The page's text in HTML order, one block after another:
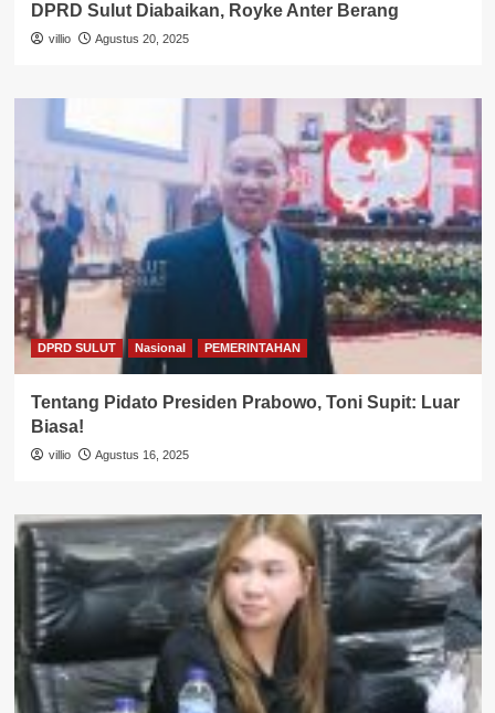
DPRD Sulut Diabaikan, Royke Anter Berang
villio Agustus 20, 2025
DPRD SULUT Nasional PEMERINTAHAN
Tentang Pidato Presiden Prabowo, Toni Supit: Luar
Biasa!
villio Agustus 16, 2025